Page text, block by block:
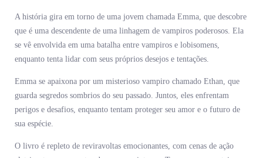
A história gira em torno de uma jovem chamada Emma, que descobre
que é uma descendente de uma linhagem de vampiros poderosos. Ela
se vê envolvida em uma batalha entre vampiros e lobisomens,
enquanto tenta lidar com seus próprios desejos e tentações.
Emma se apaixona por um misterioso vampiro chamado Ethan, que
guarda segredos sombrios do seu passado. Juntos, eles enfrentam
perigos e desafios, enquanto tentam proteger seu amor e o futuro de
sua espécie.
O livro é repleto de reviravoltas emocionantes, com cenas de ação